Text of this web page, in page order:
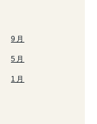
9月
5月
1月